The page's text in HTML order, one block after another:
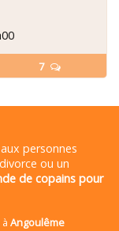
7
personnes
ou un
de copains pour
àAngoulême